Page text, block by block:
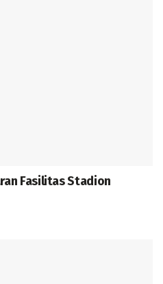
Fasilitas Stadion